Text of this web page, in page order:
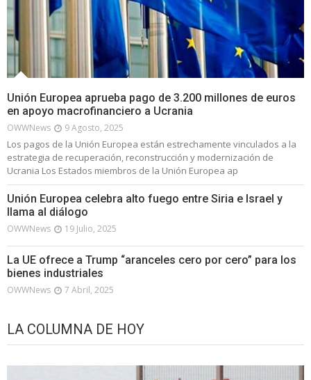
Unión Europea aprueba pago de 3.200 millones de euros
en apoyo macrofinanciero a Ucrania
OWWNews 9 Agosto, 2025
Los pagos de la Unión Europea están estrechamente vinculados a la
estrategia de recuperación, reconstrucción y modernización de
Ucrania Los Estados miembros de la Unión Europea ap
Unión Europea celebra alto fuego entre Siria e Israel y
llama al diálogo
OWWNews 19 Julio, 2025
La UE ofrece a Trump “aranceles cero por cero” para los
bienes industriales
OWWNews 7 Abril, 2025
LA COLUMNA DE HOY